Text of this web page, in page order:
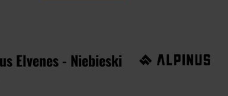
Elvenes - Niebieski